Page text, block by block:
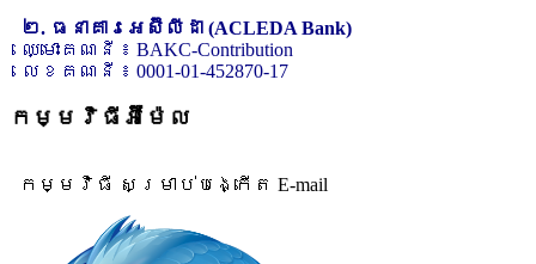
២. ធនាគារអេស៊ីលីដា (ACLEDA Bank)
ឈ្មោះគណនី ៖ BAKC-Contribution
លេខគណនី ៖ 0001-01-452870-17
កម្មវិធីអ៊ីម៉ែល
កម្មវិធី សម្រាប់បង្កើត E-mail